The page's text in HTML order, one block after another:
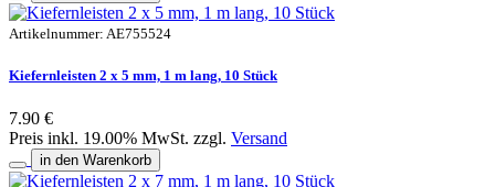
Artikelnummer: AE755524
Kiefernleisten 2 x 5 mm, 1 m lang, 10 Stück
7.90 €
Preis inkl. 19.00% MwSt. zzgl. Versand
in den Warenkorb